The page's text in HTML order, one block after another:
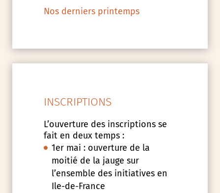
Nos derniers printemps
INSCRIPTIONS
L’ouverture des inscriptions se
fait en deux temps :
1er mai : ouverture de la
moitié de la jauge sur
l’ensemble des initiatives en
Ile-de-France